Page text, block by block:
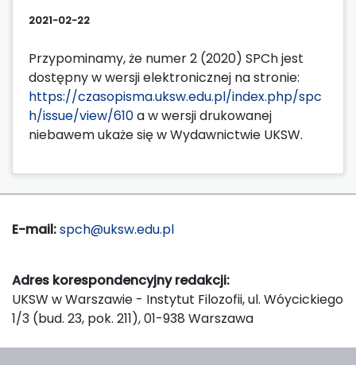
2021-02-22
Przypominamy, że numer 2 (2020) SPCh jest
dostępny w wersji elektronicznej na stronie:
https://czasopisma.uksw.edu.pl/index.php/spc
h/issue/view/610a w wersji drukowanej
niebawem ukaże się w Wydawnictwie UKSW.
E-mail:spch@uksw.edu.pl
Adres korespondencyjny redakcji:
UKSW w Warszawie - Instytut Filozofii, ul. Wóycickiego
1/3 (bud. 23, pok. 211), 01-938 Warszawa